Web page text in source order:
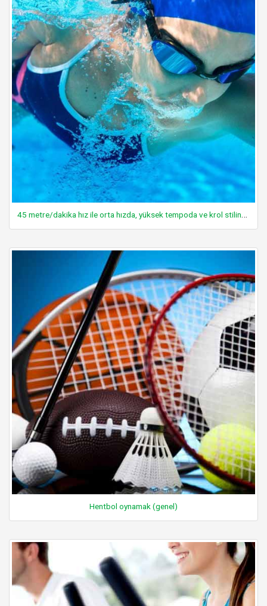
45 metre/dakika hız ile orta hızda, yüksek tempoda ve krol stilinde yüzmek
Hentbol oynamak (genel)